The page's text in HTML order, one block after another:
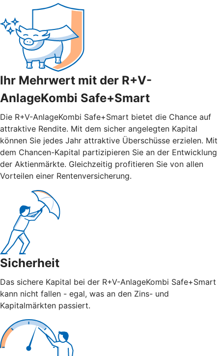
Ihr Mehrwert mit der R+V-
AnlageKombi Safe+Smart
Die R+V-AnlageKombi Safe+Smart bietet die Chance auf
attraktive Rendite. Mit dem sicher angelegten Kapital
können Sie jedes Jahr attraktive Überschüsse erzielen. Mit
dem Chancen-Kapital partizipieren Sie an der Entwicklung
der Aktienmärkte. Gleichzeitig profitieren Sie von allen
Vorteilen einer Rentenversicherung.
Sicherheit
Das sichere Kapital bei der R+V-AnlageKombi Safe+Smart
kann nicht fallen - egal, was an den Zins- und
Kapitalmärkten passiert.